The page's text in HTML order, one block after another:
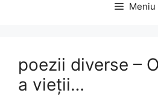
Meniu
poezii diverse –
a vieţii…